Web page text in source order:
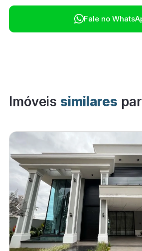
Fale no
Imóveis similares